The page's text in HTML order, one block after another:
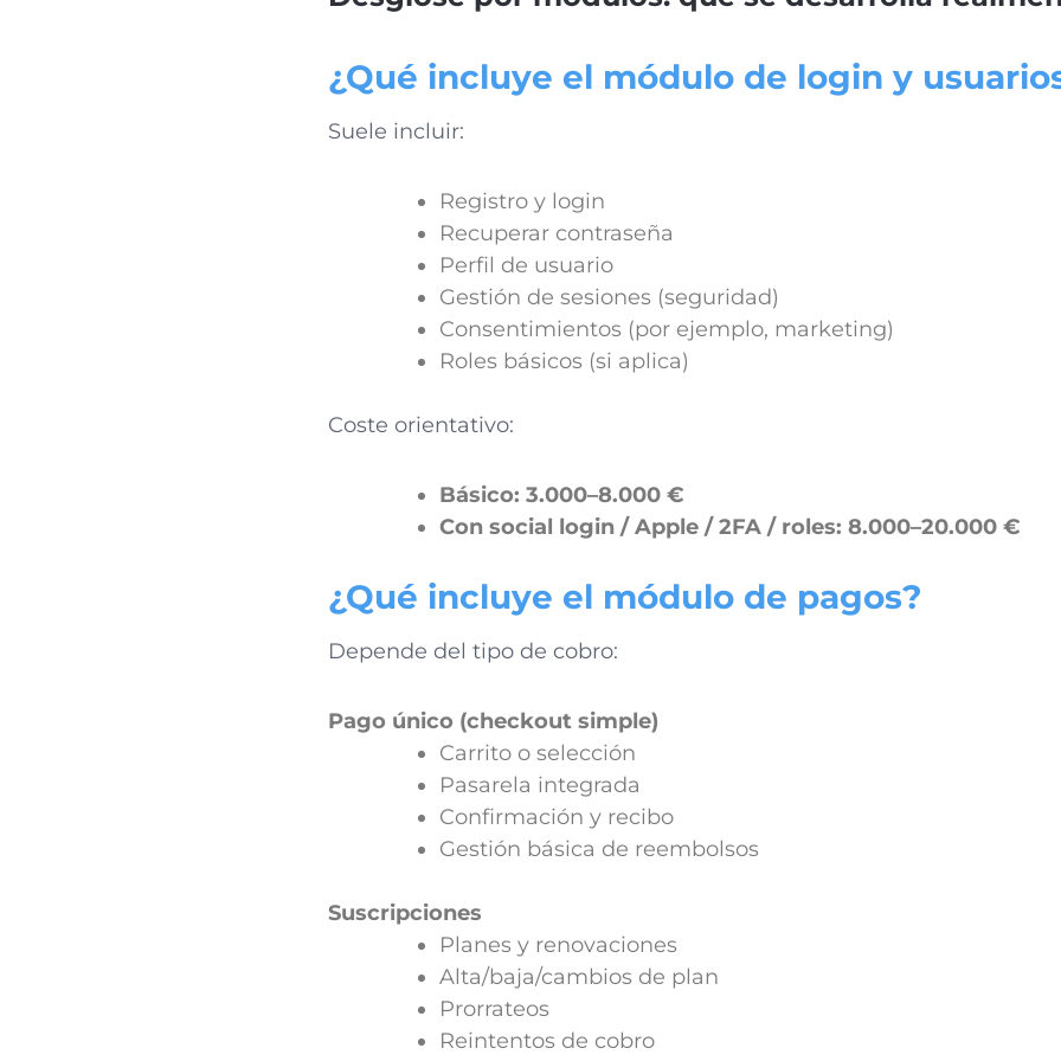
¿Qué incluye el módulo de login y
Suele incluir:
Registro y login
Recuperar contraseña
Perfil de usuario
Gestión de sesiones (seguridad)
Consentimientos (por ejemplo, marketing)
Roles básicos (si aplica)
Coste orientativo:
Básico: 3.000–8.000 €
Con social login / Apple / 2FA / roles: 8.000–20.000 €
¿Qué incluye el módulo de pagos?
Depende del tipo de cobro:
Pago único (checkout simple)
Carrito o selección
Pasarela integrada
Confirmación y recibo
Gestión básica de reembolsos
Suscripciones
Planes y renovaciones
Alta/baja/cambios de plan
Prorrateos
Reintentos de cobro